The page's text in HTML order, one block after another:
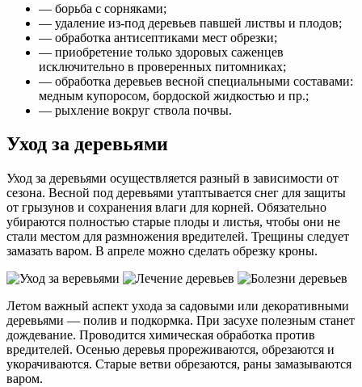
— борьба с сорняками;
— удаление из-под деревьев павшей листвы и плодов;
— обработка антисептиками мест обрезки;
— приобретение только здоровых саженцев
исключительно в проверенных питомниках;
— обработка деревьев весной специальными составами:
медным купоросом, бордоской жидкостью и пр.;
— рыхление вокруг ствола почвы.
Уход за деревьями
Уход за деревьями осуществляется разный в зависимости от
сезона. Весной под деревьями утаптывается снег для защиты
от грызунов и сохранения влаги для корней. Обязательно
убираются полностью старые плоды и листья, чтобы они не
стали местом для размножения вредителей. Трещины следует
замазать варом. В апреле можно сделать обрезку кроны.
Летом важный аспект ухода за садовыми или декоративными
деревьями — полив и подкормка. При засухе полезным станет
дождевание. Проводится химическая обработка против
вредителей. Осенью деревья прореживаются, обрезаются и
укорачиваются. Старые ветви обрезаются, раны замазываются
варом.